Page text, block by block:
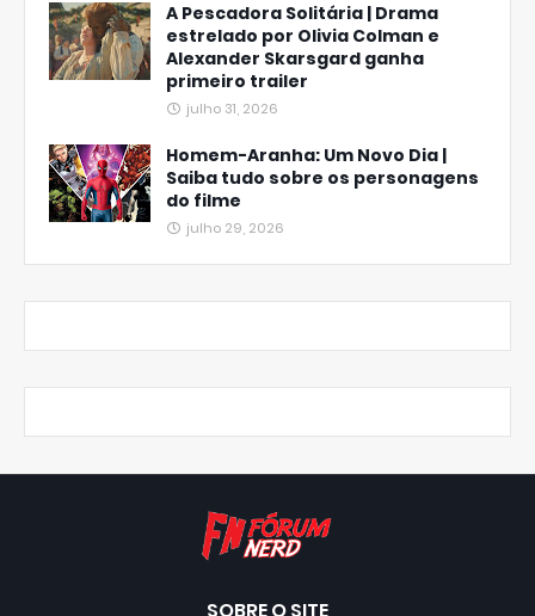
A Pescadora Solitária | Drama
estrelado por Olivia Colman e
Alexander Skarsgard ganha
primeiro trailer
julho 31, 2026
Homem-Aranha: Um Novo Dia |
Saiba tudo sobre os personagens
do filme
julho 29, 2026